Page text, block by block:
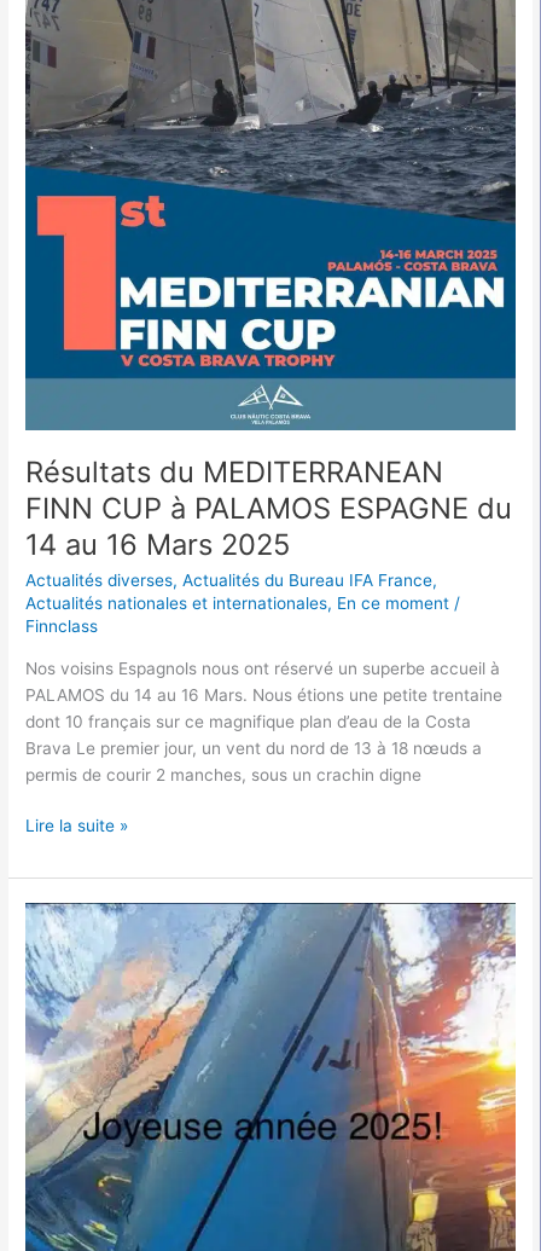
Résultats du MEDITERRANEAN
FINN CUP à PALAMOS ESPAGNE du
14 au 16 Mars 2025
Actualités diverses,Actualités du Bureau IFA France,
Actualités nationales et internationales, En ce moment /
Finnclass
Nos voisins Espagnols nous ont réservé un superbe accueil à
PALAMOS du 14 au 16 Mars. Nous étions une petite trentaine
dont 10 français sur ce magnifique plan d’eau de la Costa
Brava Le premier jour, un vent du nord de 13 à 18 nœuds a
permis de courir 2 manches, sous un crachin digne
ESPAGNE
du
14
au
16
Mars
2025
Lire la suite »
Belle
et
Heureuse
ANNEE
2025